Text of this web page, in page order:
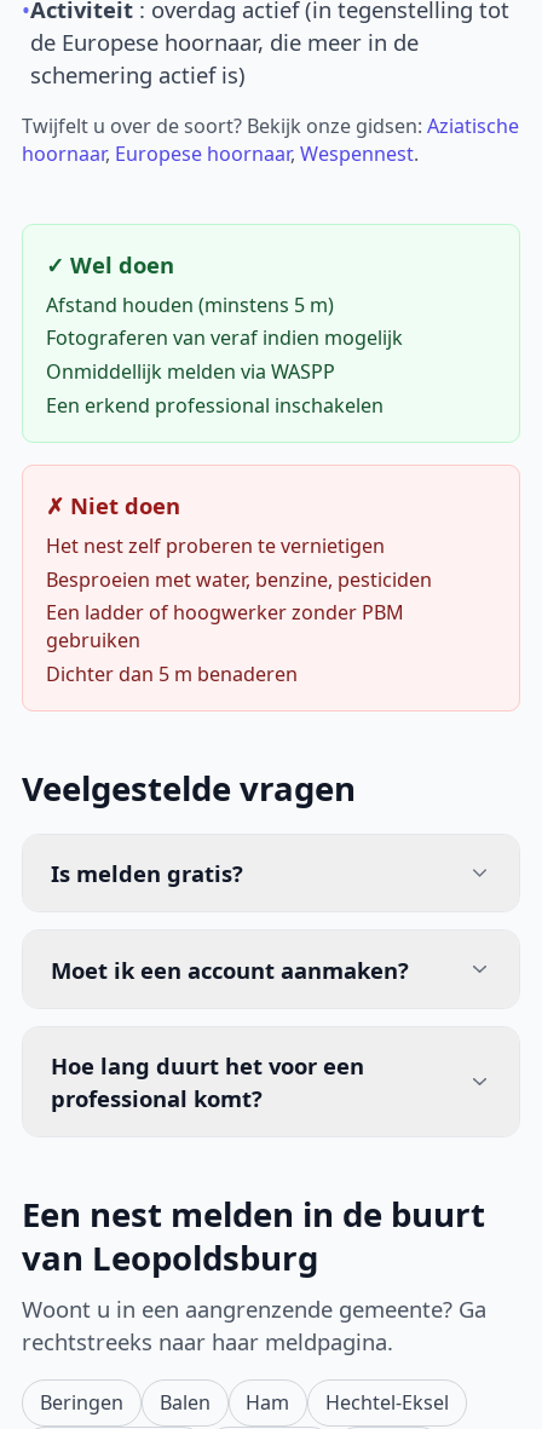
•Activiteit : overdag actief (in tegenstelling tot
de Europese hoornaar, die meer in de
schemering actief is)
Twijfelt u over de soort? Bekijk onze gidsen:Aziatische
hoornaar, Europese hoornaar,Wespennest.
✓ Wel doen
Afstand houden (minstens 5 m)
Fotograferen van veraf indien mogelijk
Onmiddellijk melden via WASPP
Een erkend professional inschakelen
✗ Niet doen
Het nest zelf proberen te vernietigen
Besproeien met water, benzine, pesticiden
Een ladder of hoogwerker zonder PBM
gebruiken
Dichter dan 5 m benaderen
Veelgestelde vragen
Is melden gratis?
Moet ik een account aanmaken?
Hoe lang duurt het voor een
professional komt?
Een nest melden in de buurt
van Leopoldsburg
Woont u in een aangrenzende gemeente? Ga
rechtstreeks naar haar meldpagina.
Beringen Balen Ham
Hechtel-Eksel